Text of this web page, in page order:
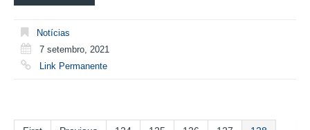
Notícias
7 setembro, 2021
Link Permanente